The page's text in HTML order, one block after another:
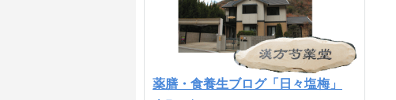
薬膳・食養生ブログ「日々塩梅」